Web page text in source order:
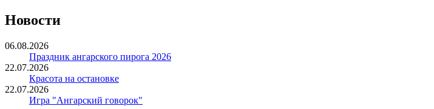
Новости
06.08.2026
Праздник ангарского пирога 2026
22.07.2026
Красота на остановке
22.07.2026
Игра "Ангарский говорок"